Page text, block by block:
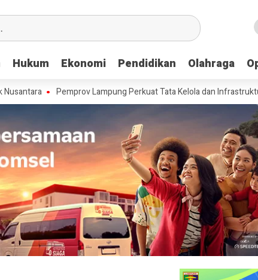
Hukum Ekonomi Pendidikan Olahraga
Hukum Ekonomi Pendidikan Olahraga
Pemprov Lampung Perkuat Tata Kelola dan Infrastruktur RS